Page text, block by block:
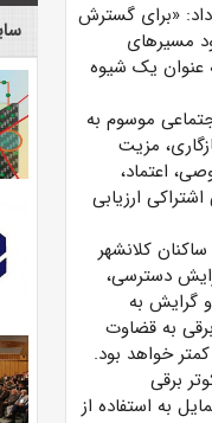
داد: «برای گسترش
مسیرهای
عنوان یک شیوه
موسوم به
مزیت
اعتماد،
ارزیابی
کلانشهر
دسترسی،
گرایش به
به قضاوت
خواهد بود.
برقی
به استفاده از